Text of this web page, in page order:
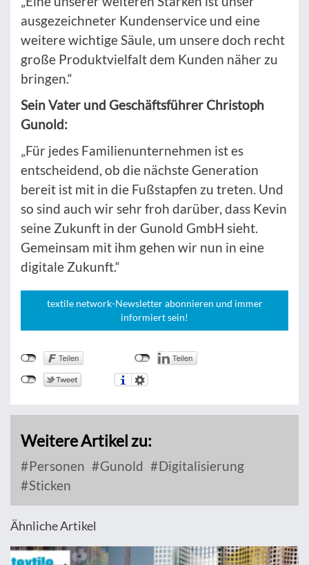
ausgezeichneter Kundenservice und eine
weitere wichtige Säule, um unsere doch recht
große Produktvielfalt dem Kunden näher zu
bringen.“
Sein Vater und Geschäftsführer Christoph
Gunold:
„Für jedes Familienunternehmen ist es
entscheidend, ob die nächste Generation
bereit ist mit in die Fußstapfen zu treten. Und
so sind auch wir sehr froh darüber, dass Kevin
seine Zukunft in der Gunold GmbH sieht.
Gemeinsam mit ihm gehen wir nun in eine
digitale Zukunft.“
textile network-Newsletter abonnieren und immer
informiert sein!
Weitere Artikel zu:
Personen Gunold
Digitalisierung
Sticken
Ähnliche Artikel